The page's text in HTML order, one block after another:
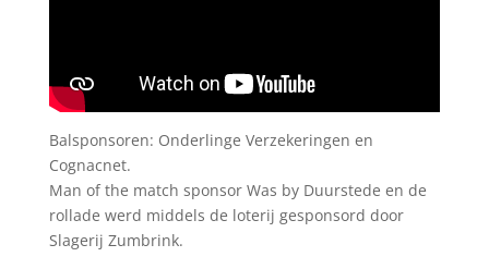
Balsponsoren: Onderlinge Verzekeringen en
Cognacnet.
Man of the match sponsor Was by Duurstede en de
rollade werd middels de loterij gesponsord door
Slagerij Zumbrink.